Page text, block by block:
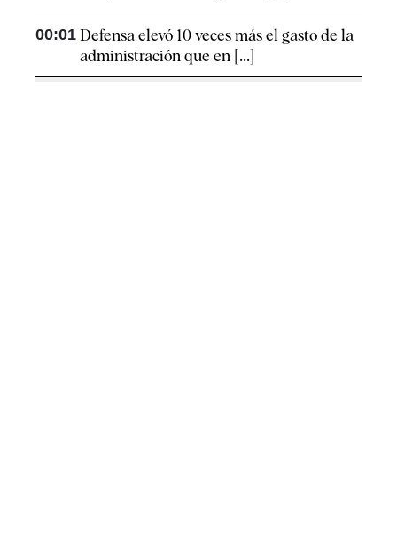
00:01 Defensa elevó 10 veces más el gasto de la
administración que en [...]